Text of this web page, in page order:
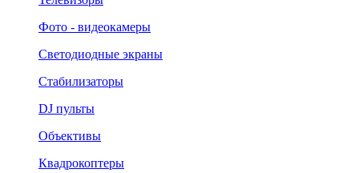
Фото - видеокамеры
Светодиодные экраны
Стабилизаторы
DJ пульты
Объективы
Квадрокоптеры